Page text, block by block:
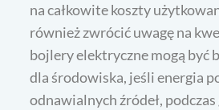
na całkowite koszty
również zwrócić uwagę na
bojlery elektryczne mogą być
dla środowiska, jeśli energia
odnawialnych źródeł,